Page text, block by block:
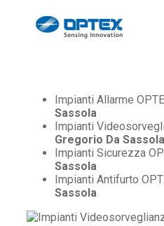
Impianti Allarme
Sassola
Impianti
Gregorio Da Sassola
Impianti Sicurezza
Sassola
Impianti Antifurto
Sassola